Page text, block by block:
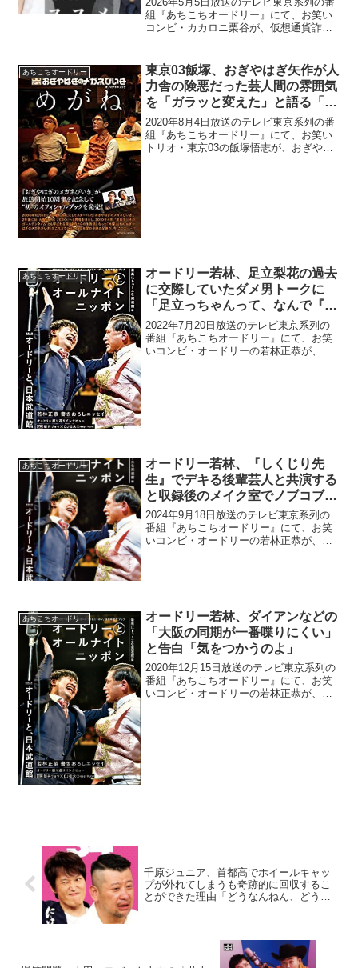
組『あちこちオードリー』にて、お笑い
コンビ・カカロニ栗谷が、仮想通貨詐欺
いた。ナレーション：借金ができてか
ら、いろんな現場に呼...
あちこちオードリー
東京03飯塚、おぎやはぎ矢作が人
力舎の険悪だった芸人間の雰囲気
を「ガラッと変えた」と語る「凄
いんだよ、あの人」
2020年8月4日放送のテレビ東京系列の番
組『あちこちオードリー』にて、お笑い
トリオ・東京03の飯塚悟志が、おぎやは
あちこちオードリー
オードリー若林、足立梨花の過去
に交際していたダメ男トークに
「足立っちゃんって、なんで『上
田と女の吠える夜』に出てない
の？」
2022年7月20日放送のテレビ東京系列の
番組『あちこちオードリー』にて、お笑
いコンビ・オードリーの若林正恭が、足
あちこちオードリー
オードリー若林、『しくじり先
生』でデキる後輩芸人と共演する
と収録後のメイク室でノブコブ吉
村と話すこと
2024年9月18日放送のテレビ東京系列の
番組『あちこちオードリー』にて、お笑
いコンビ・オードリーの若林正恭が、
あちこちオードリー
オードリー若林、ダイアンなどの
「大阪の同期が一番喋りにくい」
と告白「気をつかうのよ」
2020年12月15日放送のテレビ東京系列の
番組『あちこちオードリー』にて、お笑
いコンビ・オードリーの若林正恭が、ダ
千原ジュニア、首都高でホイールキャッ
プが外れてしまうも奇跡的に回収するこ
とができた理由「どうなんねん、どうな